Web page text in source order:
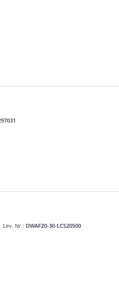
Lev. Nr.: DWAF20-30-LCS20500